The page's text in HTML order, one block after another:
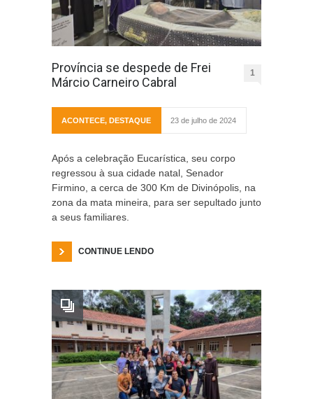
Província se despede de Frei
Márcio Carneiro Cabral
1
ACONTECE, DESTAQUE 23 de julho de 2024
Após a celebração Eucarística, seu corpo
regressou à sua cidade natal, Senador
Firmino, a cerca de 300 Km de Divinópolis, na
zona da mata mineira, para ser sepultado junto
a seus familiares.
CONTINUE LENDO